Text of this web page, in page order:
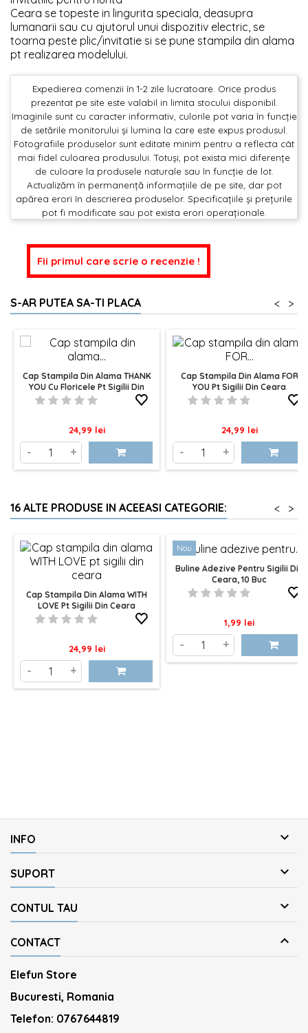
Ceara se topeste in lingurita speciala, deasupra
lumanarii sau cu ajutorul unui dispozitiv electric, se
toarna peste plic/invitatie si se pune stampila din alama
pt realizarea modelului.
Expedierea comenzii în 1-2 zile lucratoare. Orice produs
prezentat pe site este valabil in limita stocului disponibil.
Imaginile sunt cu caracter informativ, culorile pot varia în funcție
de setările monitorului și lumina la care este expus produsul.
Fotografiile produselor sunt editate minim pentru a reflecta cât
mai fidel culoarea produsului. Totuși, pot exista mici diferențe
de culoare la produsele naturale sau în funcție de lot.
Actualizăm în permanență informațiile de pe site, dar pot
apărea erori în descrierea produselor. Specificațiile și prețurile
pot fi modificate sau pot exista erori operaționale.
Fii primul care scrie o recenzie !
S-AR PUTEA SA-TI PLACA >
<
Cap Stampila Din Alama THANK
YOU Cu Floricele Pt Sigilii Din
Ceara
Pret
24,99 lei
- +
Cap Stampila Din Alama FOR
YOU Pt Sigilii Din Ceara
Pret
24,99 lei
- +
16 ALTE PRODUSE IN ACEEASI CATEGORIE: >
<
Cap Stampila Din Alama WITH
LOVE Pt Sigilii Din Ceara
Pret
24,99 lei
- +
Nou
Buline Adezive Pentru Sigilii Din
Ceara, 10 Buc
Pret
1,99 lei
- +
INFO 
SUPORT 
CONTUL TAU 
CONTACT 
Elefun Store
Bucuresti, Romania
Telefon: 0767644819